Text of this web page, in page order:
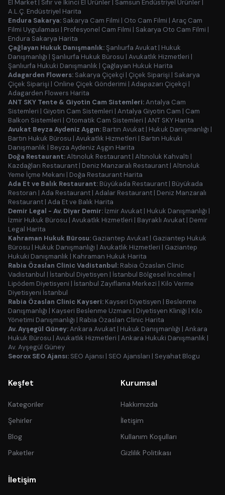
El Market | Sıfır ve İkinci El Ürünler | Samsun Endüstriyel Ürünler |
A.L.Ç. Endüstriyel Harita
Endura Sakarya: Sakarya Cam Filmi | Oto Cam Filmi | Araç Cam
Filmi Uygulaması | Profesyonel Cam Filmi | Sakarya Oto Cam Filmi |
Endura Sakarya Harita
Çağlayan Hukuk Danışmanlık:Şanlıurfa Avukat | Hukuk
Danışmanlığı | Şanlıurfa Hukuk Bürosu | Avukatlık Hizmetleri |
Şanlıurfa Hukuki Danışmanlık | Çağlayan Hukuk Harita
Adagarden Flowers: Sakarya Çiçekçi | Çiçek Siparişi | Sakarya
Çiçek Siparişi | Online Çiçek Gönderimi | Adapazarı Çiçekçi |
Adagarden Flowers Harita
ANT SKY Tente & Giyotin Cam Sistemleri:Antalya Cam
Sistemleri | Giyotin Cam Sistemleri | Antalya Giyotin Cam | Cam
Balkon Sistemleri | Otomatik Cam Sistemleri | ANT SKY Harita
Avukat Beyza Aydeniz Aşgın: Bartın Avukat | Hukuk Danışmanlığı |
Bartın Hukuk Bürosu | Avukatlık Hizmetleri | Bartın Hukuki
Danışmanlık | Beyza Aydeniz Aşgın Harita
Doğa Restaurant:Altınoluk Restaurant | Altınoluk Kahvaltı |
Kazdağları Restaurant | Deniz Manzaralı Restaurant | Altınoluk
Yeme İçme Mekanı | Doğa Restaurant Harita
Ada Et ve Balık Restaurant: Büyükada Restaurant | Büyükada
Restoran | Ada Restaurant | Adalar Restaurant | Deniz Manzaralı
Restaurant | Ada Et ve Balık Harita
Demir Legal - Av. Diyar Demir: İzmir Avukat | Hukuk Danışmanlığı |
İzmir Hukuk Bürosu | Avukatlık Hizmetleri | Bayraklı Avukat | Demir
Legal Harita
Kahraman Hukuk Bürosu: Gaziantep Avukat | Gaziantep Hukuk
Bürosu | Hukuk Danışmanlığı | Avukatlık Hizmetleri | Gaziantep
Hukuki Danışmanlık | Kahraman Hukuk Harita
Rabia Özaslan Clinic Vadistanbul: Rabia Özaslan Clinic
Vadistanbul | İstanbul Diyetisyen | İstanbul Bölgesel İncelme |
Lipödem Diyetisyeni | İstanbul Zayıflama Merkezi | Kilo Verme
Diyetisyeni İstanbul
Rabia Özaslan Clinic Kayseri: Kayseri Diyetisyen | Beslenme
Danışmanlığı | Kayseri Beslenme Uzmanı | Diyetisyen Kliniği | Kilo
Yönetimi Danışmanlığı | Rabia Özaslan Clinic Harita
Av. Ayşegül Güney:Ankara Avukat | Hukuk Danışmanlığı | Ankara
Hukuk Bürosu | Avukatlık Hizmetleri | Ankara Hukuki Danışmanlık |
Av. Ayşegül Güney
Seorox SEO Ajansı: SEO Ajansı | SEO Ajansları | Seyahat Blogu
Keşfet
Kategoriler
Şehirler
Blog
Paketler
Kurumsal
Hakkımızda
İletişim
Kullanım Koşulları
Gizlilik Politikası
İletişim